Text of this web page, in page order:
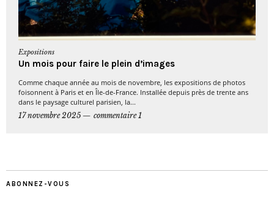
Expositions
Un mois pour faire le plein d’images
Comme chaque année au mois de novembre, les expositions de photos
foisonnent à Paris et en Île-de-France. Installée depuis près de trente ans
dans le paysage culturel parisien, la...
17 novembre 2025
commentaire 1
ABONNEZ-VOUS